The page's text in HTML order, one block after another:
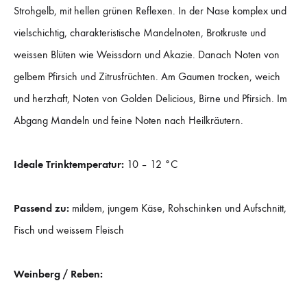
Strohgelb, mit hellen grünen Reflexen. In der Nase komplex und
vielschichtig, charakteristische Mandelnoten, Brotkruste und
weissen Blüten wie Weissdorn und Akazie. Danach Noten von
gelbem Pfirsich und Zitrusfrüchten. Am Gaumen trocken, weich
und herzhaft, Noten von Golden Delicious, Birne und Pfirsich. Im
Abgang Mandeln und feine Noten nach Heilkräutern.
Ideale Trinktemperatur: 10 – 12 °C
Passend zu: mildem, jungem Käse, Rohschinken und Aufschnitt,
Fisch und weissem Fleisch
Weinberg / Reben: